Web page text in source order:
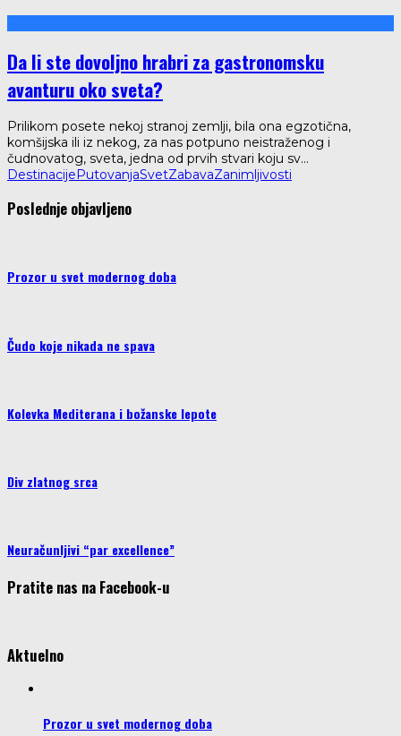
Da li ste dovoljno hrabri za gastronomsku
avanturu oko sveta?
Prilikom posete nekoj stranoj zemlji, bila ona egzotična,
komšijska ili iz nekog, za nas potpuno neistraženog i
čudnovatog, sveta, jedna od prvih stvari koju sv...
DestinacijePutovanjaSvetZabavaZanimljivosti
Poslednje objavljeno
Prozor u svet modernog doba
Čudo koje nikada ne spava
Kolevka Mediterana i božanske lepote
Div zlatnog srca
Neuračunljivi “par excellence”
Pratite nas na Facebook-u
Aktuelno
Prozor u svet modernog doba